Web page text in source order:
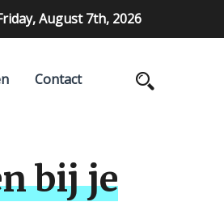
August 7th, 2026
Contact
bij je